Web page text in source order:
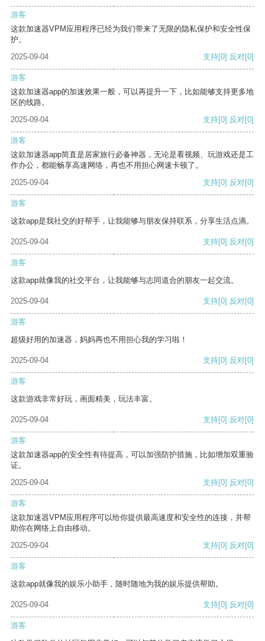
游客
这款加速器VPM应用程序已经为我们带来了无限的隐私保护和安全性保
护。
2025-09-04
支持[0] 反对[0]
游客
这款加速器app的加速效果一般，可以再提升一下，比如能够支持更多地
区的线路。
2025-09-04
支持[0] 反对[0]
游客
这款加速器app简直是居家旅行必备神器，无论是看视频、玩游戏还是工
作办公，都能畅享高速网络，再也不用担心网速卡顿了。
2025-09-04
支持[0] 反对[0]
游客
这款app是我社交的好帮手，让我能够与朋友保持联系，分享生活点滴。
2025-09-04 支持[0] 反对[0]
游客
这款app就像我的社交平台，让我能够与志同道合的朋友一起交流。
2025-09-04 支持[0] 反对[0]
游客
超级好用的加速器，妈妈再也不用担心我的学习啦！
2025-09-04 支持[0] 反对[0]
游客
这款游戏非常好玩，画面精美，玩法丰富。
2025-09-04 支持[0] 反对[0]
游客
这款加速器app的安全性有待提高，可以加强防护措施，比如增加双重验
证。
2025-09-04
支持[0] 反对[0]
游客
这款加速器VPM应用程序可以给你提供最高速度和安全性的连接，并帮
助你在网络上自由移动。
2025-09-04
支持[0] 反对[0]
游客
这款app就像我的娱乐小助手，随时随地为我的娱乐提供帮助。
2025-09-04 支持[0] 反对[0]
游客